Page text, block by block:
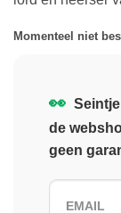
Momenteel niet
👀
de
geen